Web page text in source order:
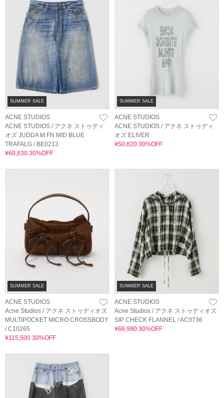
SUMMER SALE
ACNE STUDIOS
ACNE STUDIOS / アクネ ストゥディ
オズ JUDDA M FN MID BLUE
TRAFALG / BE0213
¥60,830 30%OFF
SUMMER SALE
ACNE STUDIOS
ACNE STUDIOS / アクネ ストゥディ
オズ ELIVER
¥50,820 30%OFF
SUMMER SALE
ACNE STUDIOS
Acne Studios / アクネ ストゥディオズ
MULTIPOCKET MICRO CROSSBODY
/ C10265
¥115,500 30%OFF
SUMMER SALE
ACNE STUDIOS
Acne Studios / アクネ ストゥディオズ
SIP CHECK FLANNEL / AC0736
¥66,990 30%OFF